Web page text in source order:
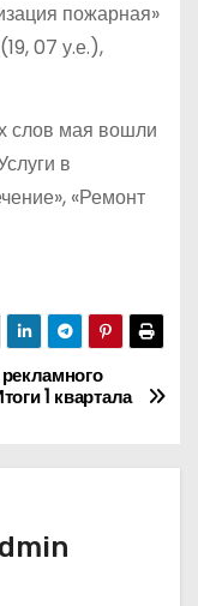
пожарная»
07 у.е.),
слов мая вошли
в
«Ремонт
1 квартала